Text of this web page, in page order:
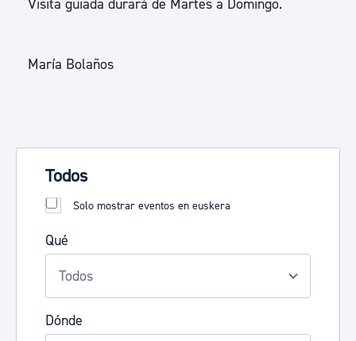
Todos
Solo mostrar eventos en euskera
Qué
Dónde
Visita guiada durará de Martes a Domingo.
María Bolaños